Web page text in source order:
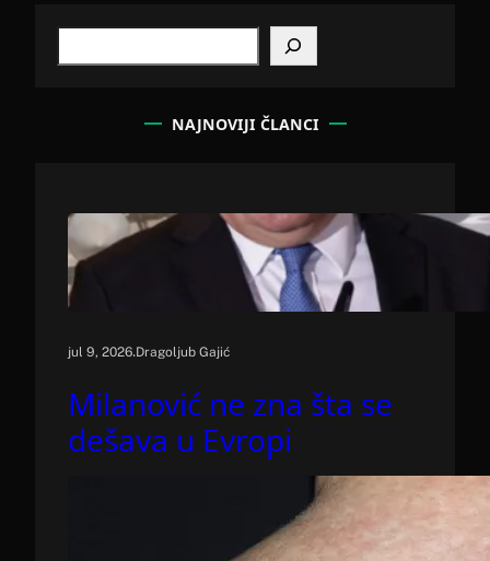
NAJNOVIJI ČLANCI
jul 9, 2026.Dragoljub Gajić
Milanović ne zna šta se
dešava u Evropi